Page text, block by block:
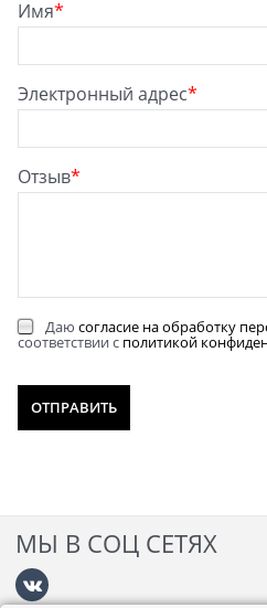
Имя
Электронный адрес
Отзыв
Даю согласие на обработку
соответствии с политикой
МЫ В СОЦ СЕТЯХ